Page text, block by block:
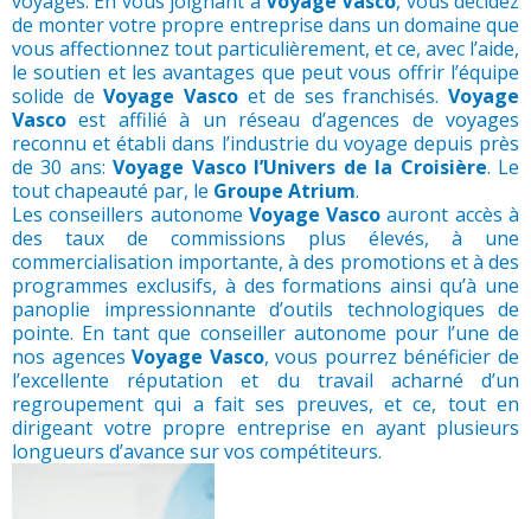
de monter votre propre entreprise dans un domaine que
vous affectionnez tout particulièrement, et ce, avec l’aide,
le soutien et les avantages que peut vous offrir l’équipe
solide deVoyage Vascoet de ses franchisés. Voyage
Vasco est affilié à un réseau d’agences de voyages
reconnu et établi dans l’industrie du voyage depuis près
de 30 ans:Voyage Vasco l’Univers de la Croisière. Le
tout chapeauté par, le Groupe Atrium.
Les conseillers autonome Voyage Vasco auront accès à
des taux de commissions plus élevés, à une
commercialisation importante, à des promotions et à des
programmes exclusifs, à des formations ainsi qu’à une
panoplie impressionnante d’outils technologiques de
pointe. En tant que conseiller autonome pour l’une de
nos agencesVoyage Vasco, vous pourrez bénéficier de
l’excellente réputation et du travail acharné d’un
regroupement qui a fait ses preuves, et ce, tout en
dirigeant votre propre entreprise en ayant plusieurs
longueurs d’avance sur vos compétiteurs.